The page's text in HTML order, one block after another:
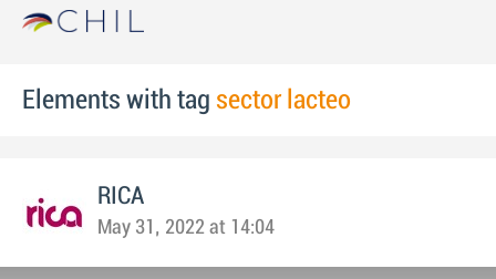
Elements with tag sector lacteo
RICA
May 31, 2022 at 14:04